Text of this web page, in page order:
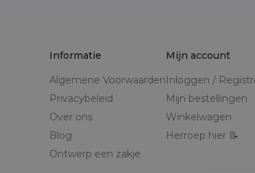
Informatie
Algemene Voorwaarden
Privacybeleid
Over ons
Blog
Ontwerp een zakje
Mijn account
Inloggen /
Mijn bestellingen
Winkelwagen
Herroep hier 📝